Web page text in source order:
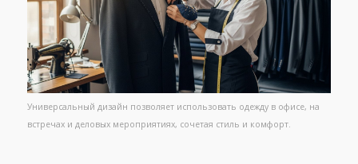
Универсальный дизайн позволяет использовать одежду в офисе, на
встречах и деловых мероприятиях, сочетая стиль и комфорт.